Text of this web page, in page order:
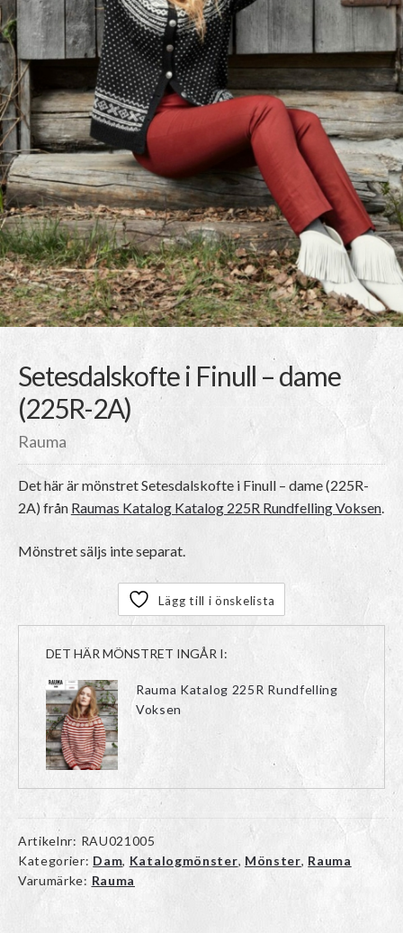
Setesdalskofte i Finull – dame
(225R-2A)
Rauma
Det här är mönstretSetesdalskofte i Finull – dame (225R-
2A) från Raumas Katalog Katalog 225R Rundfelling Voksen.
Mönstret säljs inte separat.
Lägg till i önskelista
DET HÄR MÖNSTRET INGÅR I:
Rauma Katalog 225R Rundfelling
Voksen
Artikelnr: RAU021005
Kategorier: Dam, Katalogmönster, Mönster, Rauma
Varumärke: Rauma